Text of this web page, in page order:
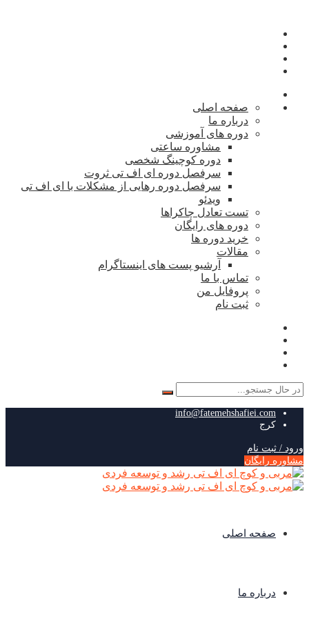
صفحه اصلی
درباره ما
دوره های آموزشی
مشاوره ساعتی
دوره کوچینگ شخصی
سرفصل دوره ای اف تی ثروت
سرفصل دوره رهایی از مشکلات با ای اف تی
ویدئو
تست تعادل چاکراها
دوره های رایگان
خرید دوره ها
مقالات
آرشیو پست های اینستاگرام
تماس با ما
پروفایل من
ثبت نام
جستجو
info@fatemehshafiei.com
کرج
ورود / ثبت نام
مشاوره رایگان
صفحه اصلی
درباره ما